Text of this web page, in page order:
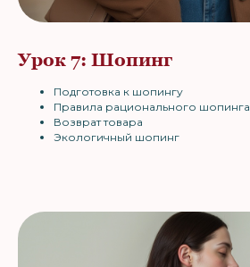
Урок 7: Шопинг
Подготовка к шопингу
Правила рационального шопинга
Возврат товара
Экологичный шопинг